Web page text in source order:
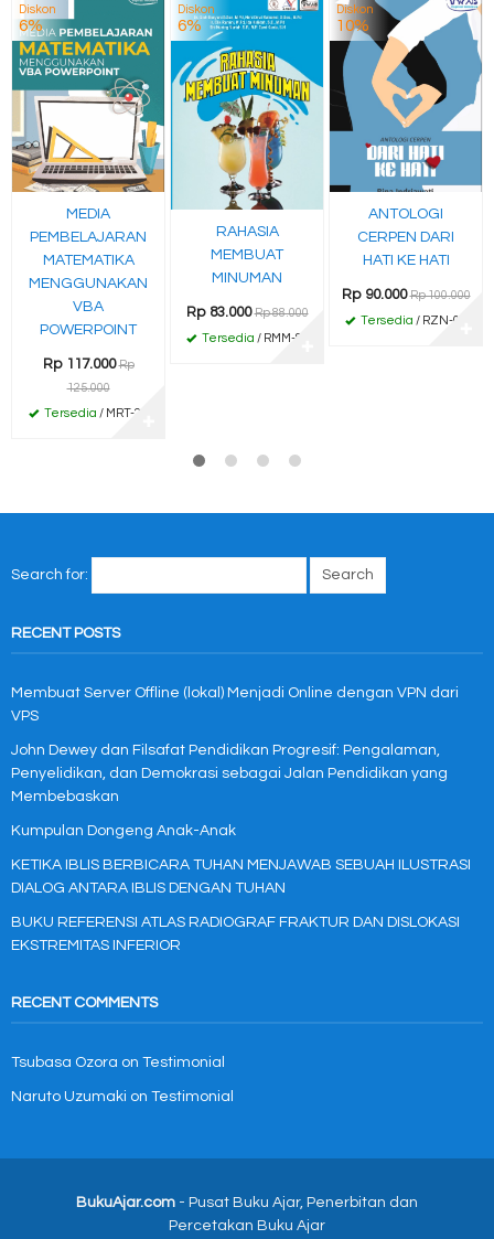
Diskon
6%
MEDIA
PEMBELAJARAN
MATEMATIKA
MENGGUNAKAN
VBA
POWERPOINT
Rp 117.000 Rp
125.000
Tersedia / MRT-25
Diskon
6%
RAHASIA
MEMBUAT
MINUMAN
Rp 83.000 Rp 88.000
Tersedia / RMM-83
Diskon
10%
ANTOLOGI
CERPEN DARI
HATI KE HATI
Rp 90.000 Rp 100.000
Tersedia / RZN-01
Search for:
RECENT POSTS
Membuat Server Offline (lokal) Menjadi Online dengan VPN dari
VPS
John Dewey dan Filsafat Pendidikan Progresif: Pengalaman,
Penyelidikan, dan Demokrasi sebagai Jalan Pendidikan yang
Membebaskan
Kumpulan Dongeng Anak-Anak
KETIKA IBLIS BERBICARA TUHAN MENJAWAB SEBUAH ILUSTRASI
DIALOG ANTARA IBLIS DENGAN TUHAN
BUKU REFERENSI ATLAS RADIOGRAF FRAKTUR DAN DISLOKASI
EKSTREMITAS INFERIOR
RECENT COMMENTS
Tsubasa Ozora on Testimonial
Naruto Uzumaki on Testimonial
BukuAjar.com - Pusat Buku Ajar, Penerbitan dan
Percetakan Buku Ajar